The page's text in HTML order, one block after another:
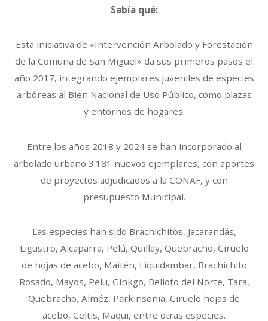
Sabía qué:
Esta iniciativa de «Intervención Arbolado y Forestación
de la Comuna de San Miguel» da sus primeros pasos el
año 2017, integrando ejemplares juveniles de especies
arbóreas al Bien Nacional de Uso Público, como plazas
y entornos de hogares.
Entre los años 2018 y 2024 se han incorporado al
arbolado urbano 3.181 nuevos ejemplares, con aportes
de proyectos adjudicados a la CONAF, y con
presupuesto Municipal.
Las especies han sido Brachichitos, Jacarandás,
Ligustro, Alcaparra, Pelú, Quillay, Quebracho, Ciruelo
de hojas de acebo, Maitén, Liquidambar, Brachichito
Rosado, Mayos, Pelu, Ginkgo, Belloto del Norte, Tara,
Quebracho, Alméz, Parkinsonia, Ciruelo hojas de
acebo, Celtis, Maqui, entre otras especies.